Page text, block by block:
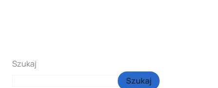
Szukaj
Szukaj